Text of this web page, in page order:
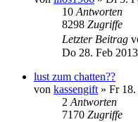
10 Antworten
8298 Zugriffe
Letzter Beitrag
Do 28. Feb
lust zum chatten??
von kassengift » Fr 18.
2 Antworten
7170 Zugriffe